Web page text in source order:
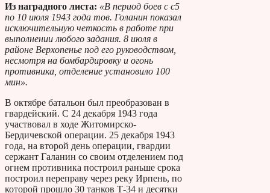
Из наградного листа: «В период боев с с5
по 10 июля 1943 года тов. Голанин показал
исключительную четкость в работе при
выполнении любого задания. 8 июля в
районе Верхопенье под его руководством,
несмотря на бомбардировку и огонь
противника, отделение установило 100
мин».
В октябре батальон был преобразован в
гвардейский. С 24 декабря 1943 года
участвовал в ходе Житомирско-
Бердичевской операции. 25 декабря 1943
года, на второй день операции, гвардии
сержант Галанин со своим отделением под
огнем противника построил раньше срока
построил переправу через реку Ирпень, по
которой прошло 30 танков Т-34 и десятки